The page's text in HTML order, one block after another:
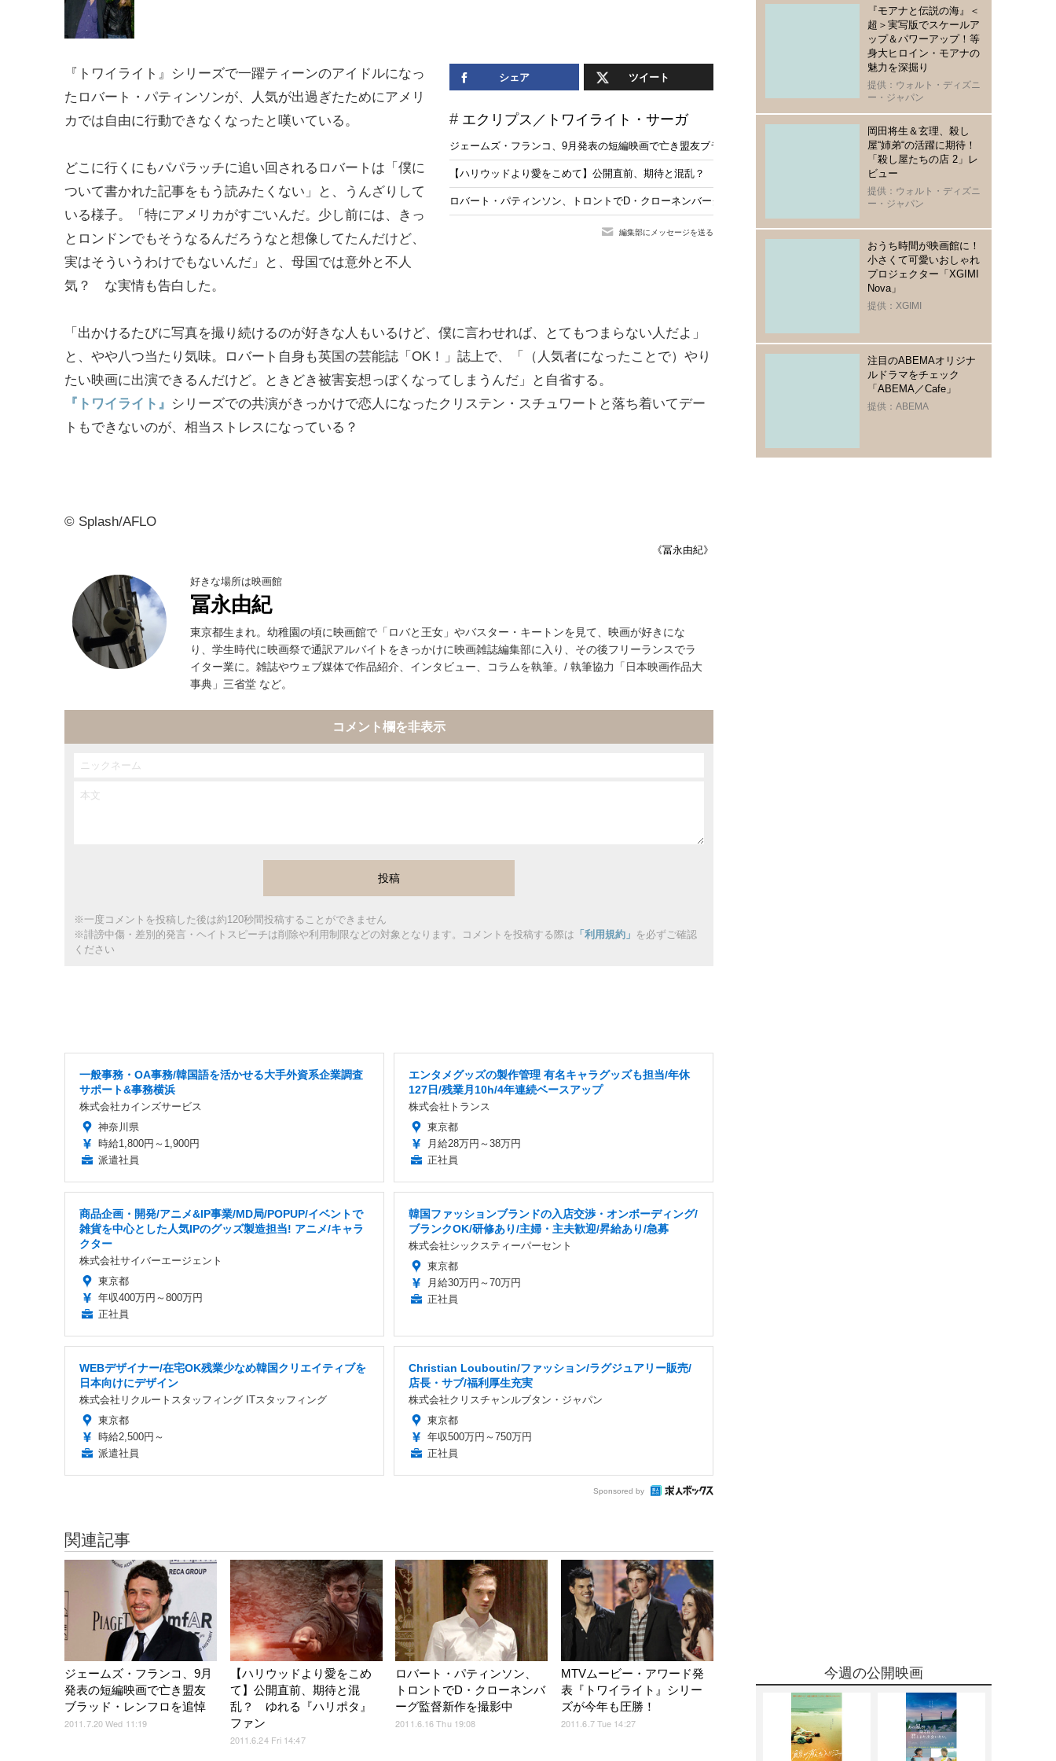
シェア ツイート
エクリプス／トワイライト・サーガ
ジェームズ・フランコ、9月発表の短編映画で亡き盟友ブラッド・レンフロを追悼
【ハリウッドより愛をこめて】公開直前、期待と混乱？ ゆれる『ハリポタ』ファン
ロバート・パティンソン、トロントでD・クローネンバーグ監督新作を撮影中
編集部にメッセージを送る
『トワイライト』シリーズで一躍ティーンのアイドルになっ
たロバート・パティンソンが、人気が出過ぎたためにアメリ
カでは自由に行動できなくなったと嘆いている。
どこに行くにもパパラッチに追い回されるロバートは「僕に
ついて書かれた記事をもう読みたくない」と、うんざりして
いる様子。「特にアメリカがすごいんだ。少し前には、きっ
とロンドンでもそうなるんだろうなと想像してたんだけど、
実はそういうわけでもないんだ」と、母国では意外と不人
気？ な実情も告白した。
「出かけるたびに写真を撮り続けるのが好きな人もいるけど、僕に言わせれば、とてもつまらない人だよ」
と、やや八つ当たり気味。ロバート自身も英国の芸能誌「OK！」誌上で、「（人気者になったことで）やり
たい映画に出演できるんだけど。ときどき被害妄想っぽくなってしまうんだ」と自省する。
『トワイライト』 シリーズでの共演がきっかけで恋人になったクリステン・スチュワートと落ち着いてデー
トもできないのが、相当ストレスになっている？
© Splash/AFLO
《冨永由紀》
好きな場所は映画館
冨永由紀
東京都生まれ。幼稚園の頃に映画館で「ロバと王女」やバスター・キートンを見て、映画が好きにな
り、学生時代に映画祭で通訳アルバイトをきっかけに映画雑誌編集部に入り、その後フリーランスでラ
イター業に。雑誌やウェブ媒体で作品紹介、インタビュー、コラムを執筆。/ 執筆協力「日本映画作品大
事典」三省堂 など。
コメント欄を非表示
※一度コメントを投稿した後は約120秒間投稿することができません
※誹謗中傷・差別的発言・ヘイトスピーチは削除や利用制限などの対象となります。コメントを投稿する際は 「利用規約」 を必ずご確認
ください
一般事務・OA事務/韓国語を活かせる大手外資系企業調査
サポート&事務横浜
株式会社カインズサービス
神奈川県
時給1,800円～1,900円
派遣社員
エンタメグッズの製作管理 有名キャラグッズも担当/年休
127日/残業月10h/4年連続ベースアップ
株式会社トランス
東京都
月給28万円～38万円
正社員
商品企画・開発/アニメ&IP事業/MD局/POPUP/イベントで
雑貨を中心とした人気IPのグッズ製造担当! アニメ/キャラ
クター
株式会社サイバーエージェント
東京都
年収400万円～800万円
正社員
韓国ファッションブランドの入店交渉・オンボーディング/
ブランクOK/研修あり/主婦・主夫歓迎/昇給あり/急募
株式会社シックスティーパーセント
東京都
月給30万円～70万円
正社員
WEBデザイナー/在宅OK残業少なめ韓国クリエイティブを
日本向けにデザイン
株式会社リクルートスタッフィング ITスタッフィング
東京都
時給2,500円～
派遣社員
Christian Louboutin/ファッション/ラグジュアリー販売/
店長・サブ/福利厚生充実
株式会社クリスチャンルブタン・ジャパン
東京都
年収500万円～750万円
正社員
Sponsored by
関連記事
ジェームズ・フランコ、9月
発表の短編映画で亡き盟友
ブラッド・レンフロを追悼
2011.7.20 Wed 11:19
【ハリウッドより愛をこめ
て】公開直前、期待と混
乱？ ゆれる『ハリポタ』
ファン
2011.6.24 Fri 14:47
ロバート・パティンソン、
トロントでD・クローネンバ
ーグ監督新作を撮影中
2011.6.16 Thu 19:08
MTVムービー・アワード発
表『トワイライト』シリー
ズが今年も圧勝！
2011.6.7 Tue 14:27
『モアナと伝説の海』＜
超＞実写版でスケールア
ップ＆パワーアップ！等
身大ヒロイン・モアナの
魅力を深掘り
提供：ウォルト・ディズニ
ー・ジャパン
岡田将生＆玄理、殺し
屋“姉弟“の活躍に期待！
「殺し屋たちの店 2」レ
ビュー
提供：ウォルト・ディズニ
ー・ジャパン
おうち時間が映画館に！
小さくて可愛いおしゃれ
プロジェクター「XGIMI
Nova」
提供：XGIMI
注目のABEMAオリジナ
ルドラマをチェック
「ABEMA／Cafe」
提供：ABEMA